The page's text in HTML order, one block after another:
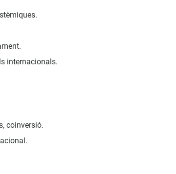
internacionals.
coinversió.